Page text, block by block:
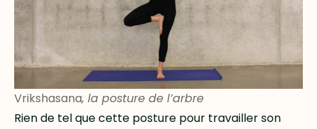
Vrikshasana, la posture de l’arbre
Rien de tel que cette posture pour travailler son